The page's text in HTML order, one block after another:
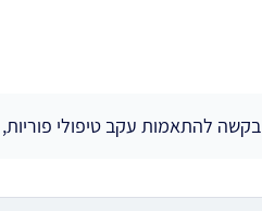
בקשה להתאמות עקב טיפולי